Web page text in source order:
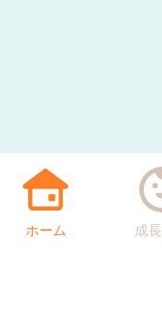
ホーム 成